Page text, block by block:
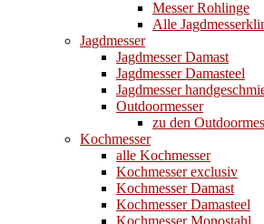
Messer Rohlinge
Alle
Jagdmesser
Jagdmesser Damast
Jagdmesser Damasteel
Jagdmesser
Outdoormesser
zu den
Kochmesser
alle Kochmesser
Kochmesser exclusiv
Kochmesser Damast
Kochmesser Damasteel
Kochmesser Monostahl